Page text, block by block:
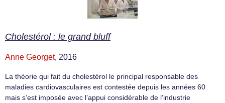
Cholestérol : le grand bluff
Anne Georget, 2016
La théorie qui fait du cholestérol le principal responsable des
maladies cardiovasculaires est contestée depuis les années 60
mais s’est imposée avec l’appui considérable de l’industrie